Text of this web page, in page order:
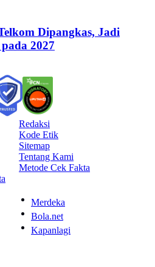
Dipangkas, Jadi
2027
Redaksi
Kode Etik
Sitemap
Tentang Kami
Metode Cek Fakta
Merdeka
Bola.net
Kapanlagi